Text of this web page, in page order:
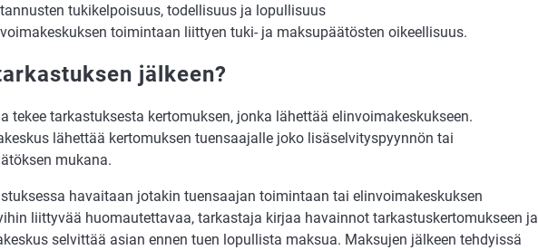
tukikelpoisuus, todellisuus ja lopullisuus
toimintaan liittyen tuki- ja maksupäätösten oikeellisuus.
jälkeen?
tekee tarkastuksesta kertomuksen, jonka lähettää elinvoimakeskukseen.
lähettää kertomuksen tuensaajalle joko lisäselvityspyynnön tai
mukana.
havaitaan jotakin tuensaajan toimintaan tai elinvoimakeskuksen
liittyvää huomautettavaa, tarkastaja kirjaa havainnot tarkastuskertomukseen ja
selvittää asian ennen tuen lopullista maksua. Maksujen jälkeen tehdyissä